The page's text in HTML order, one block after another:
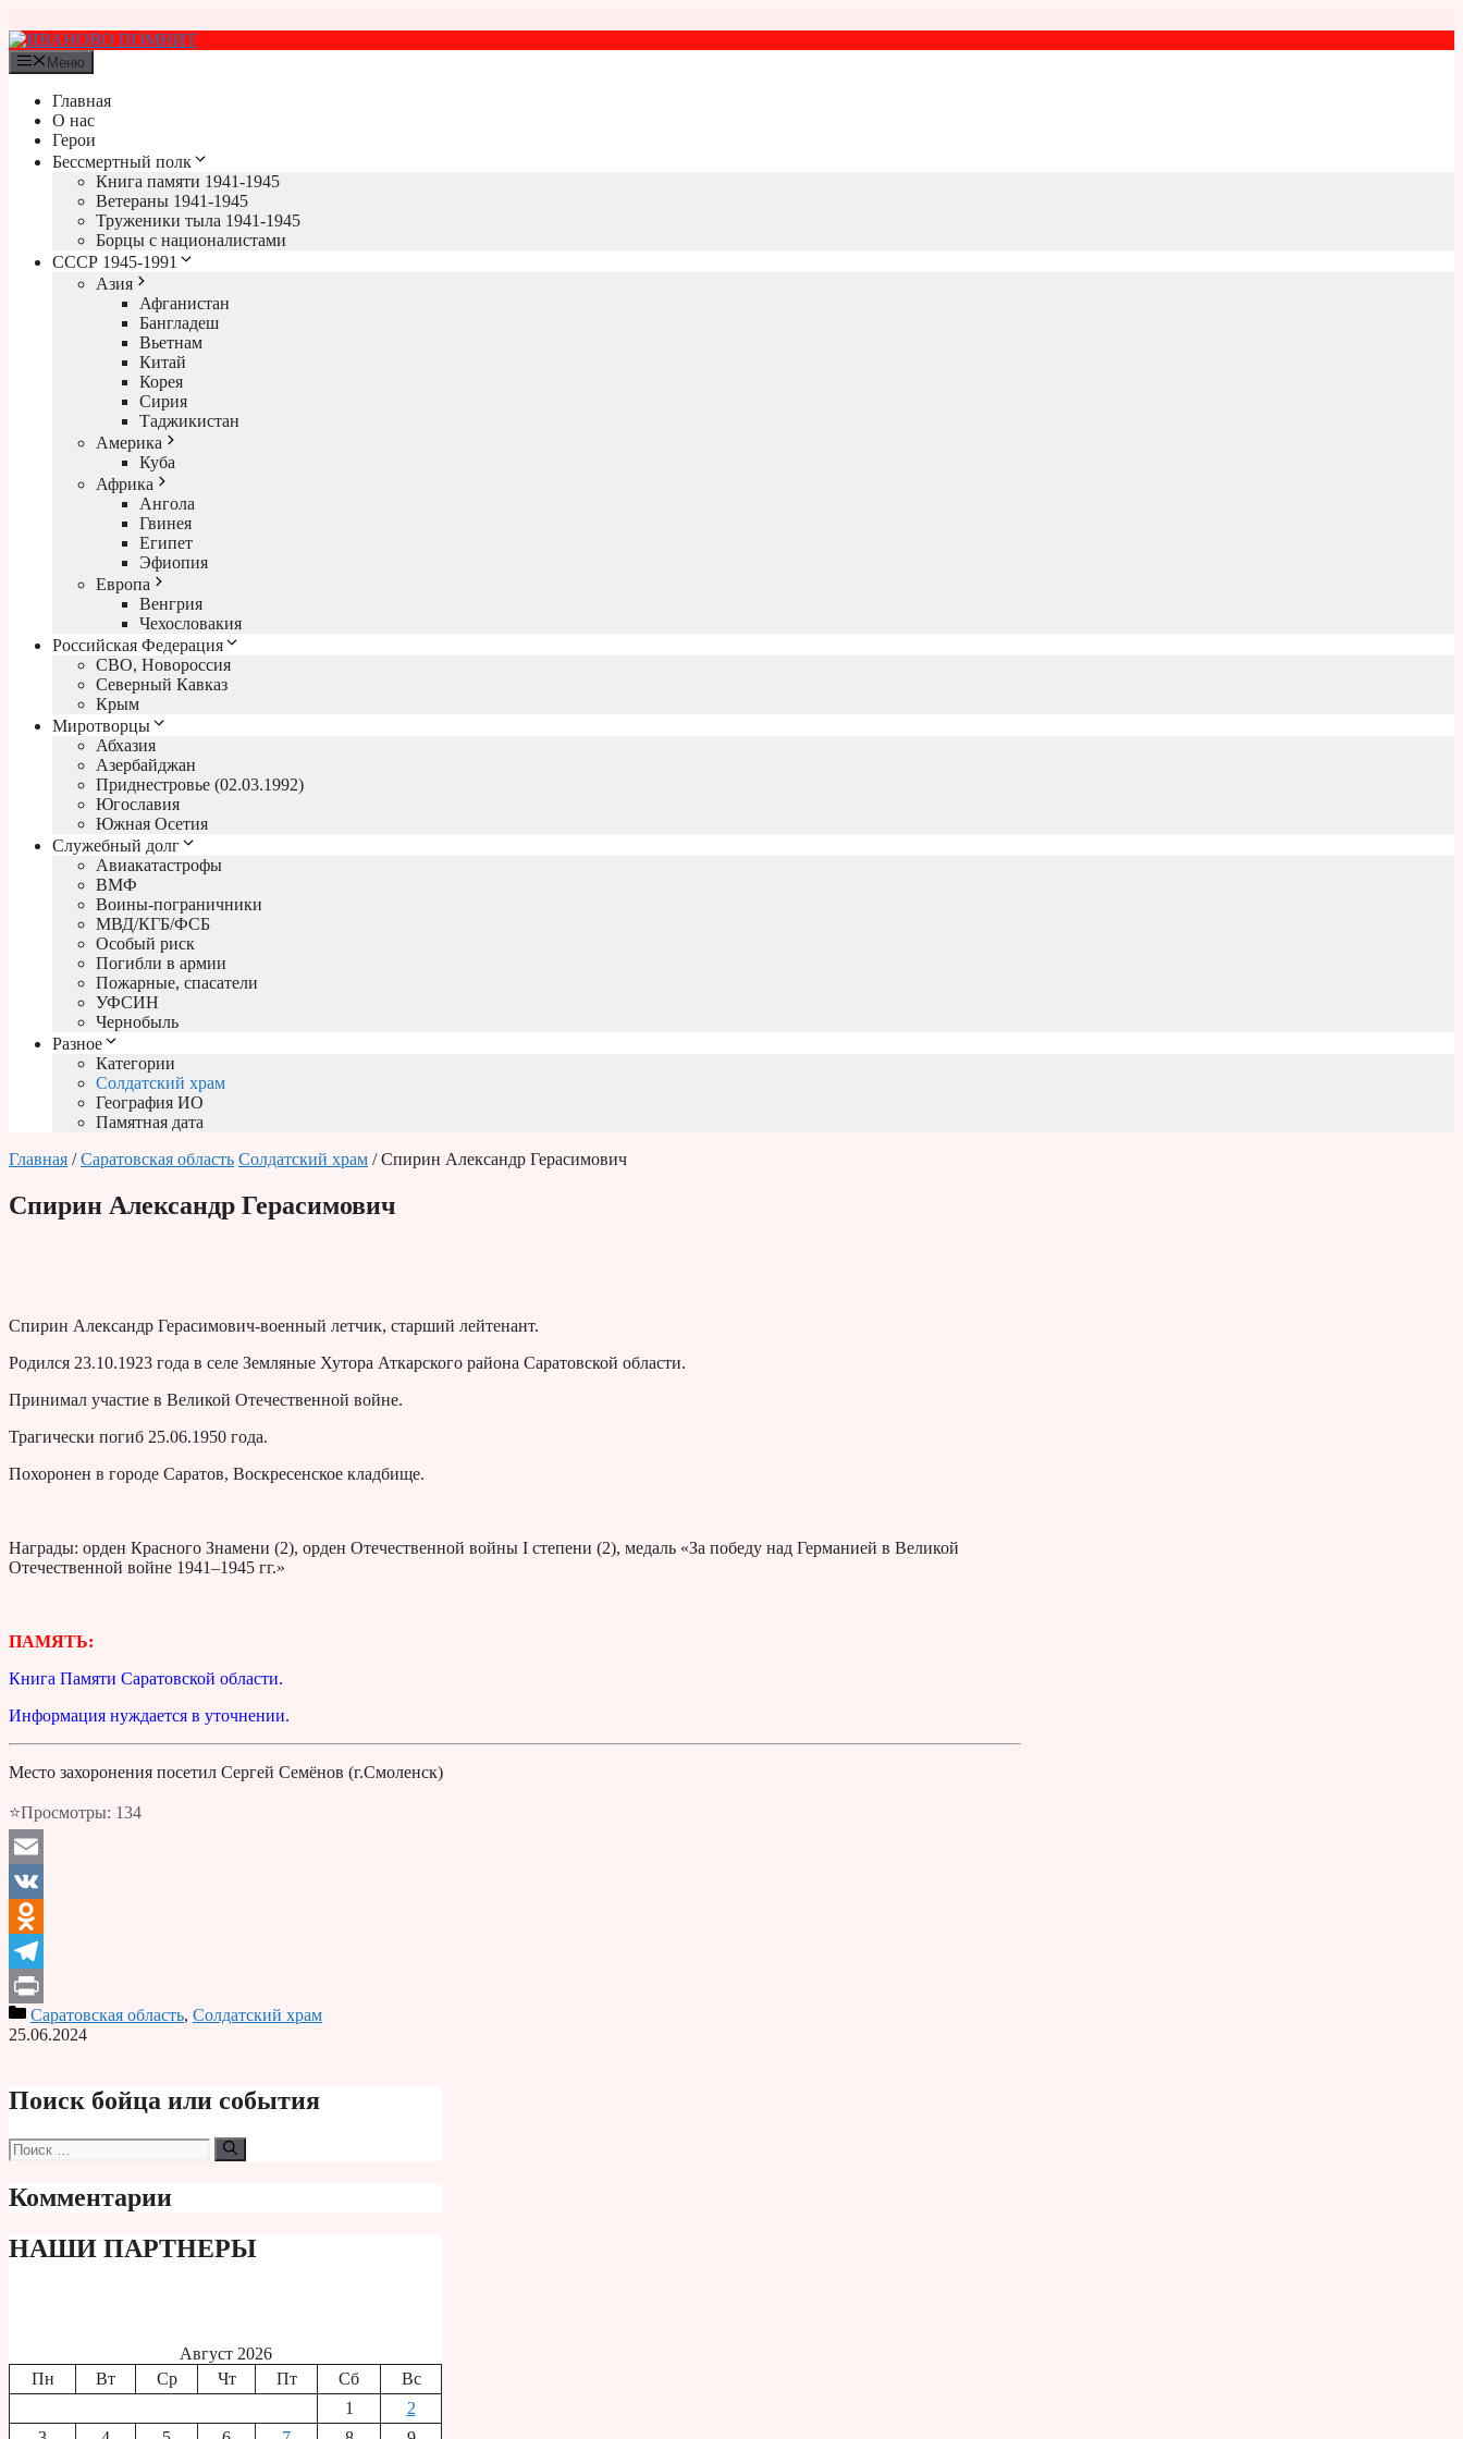
к
содержимому
Меню
Главная
О нас
Герои
Бессмертный полк
Книга памяти 1941-1945
Ветераны 1941-1945
Труженики тыла 1941-1945
Борцы с националистами
СССР 1945-1991
Азия
Афганистан
Бангладеш
Вьетнам
Китай
Корея
Сирия
Таджикистан
Америка
Куба
Африка
Ангола
Гвинея
Египет
Эфиопия
Европа
Венгрия
Чехословакия
Российская Федерация
СВО, Новороссия
Северный Кавказ
Крым
Миротворцы
Абхазия
Азербайджан
Приднестровье (02.03.1992)
Югославия
Южная Осетия
Служебный долг
Авиакатастрофы
ВМФ
Воины-пограничники
МВД/КГБ/ФСБ
Особый риск
Погибли в армии
Пожарные, спасатели
УФСИН
Чернобыль
Разное
Категории
Солдатский храм
География ИО
Памятная дата
Главная /Саратовская область Солдатский храм / Спирин Александр Герасимович
Спирин Александр Герасимович
Спирин Александр Герасимович-военный летчик, старший лейтенант.
Родился 23.10.1923 года в селе Земляные Хутора Аткарского района Саратовской области.
Принимал участие в Великой Отечественной войне.
Трагически погиб 25.06.1950 года.
Похоронен в городе Саратов, Воскресенское кладбище.
Награды: орден Красного Знамени (2), орден Отечественной войны I степени (2), медаль «За победу над Германией в Великой
Отечественной войне 1941–1945 гг.»
ПАМЯТЬ:
Книга Памяти Саратовской области.
Информация нуждается в уточнении.
Место захоронения посетил Сергей Семёнов (г.Смоленск)
⭐Просмотры: 134
Email
VK
Odnoklassniki
Telegram
PrintСаратовская область, Солдатский храм
25.06.2024
Поиск бойца или события
Поиск:
Комментарии
НАШИ ПАРТНЕРЫ
Август 2026
Пн
Вт Ср Чт Пт Сб
Вс
1
2